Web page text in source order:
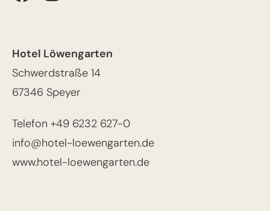
Hotel Löwengarten
Schwerdstraße 14
67346 Speyer
Telefon +49 6232 627-0
info@hotel-loewengarten.de
www.hotel-loewengarten.de